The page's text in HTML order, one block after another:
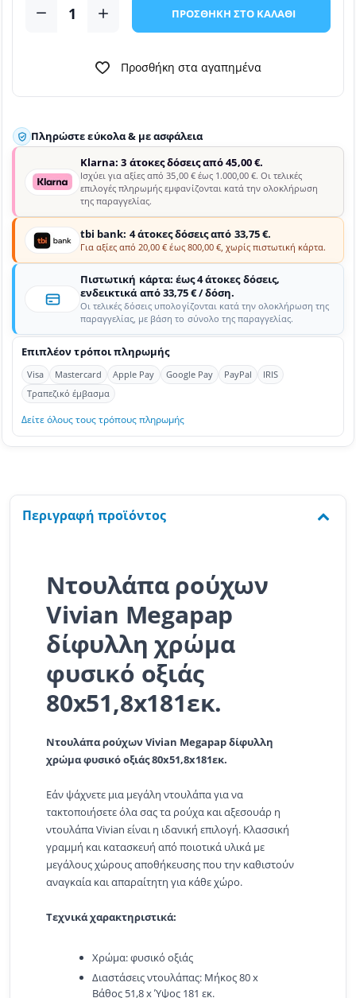
ΠΡΟΣΘΗΚΗ ΣΤΟ ΚΑΛΑΘΙ
Προσθήκη στα αγαπημένα
Πληρώστε εύκολα & με ασφάλεια
Klarna: 3 άτοκες δόσεις από 45,00 €.
Ισχύει για αξίες από 35,00 € έως 1.000,00 €. Οι τελικές
επιλογές πληρωμής εμφανίζονται κατά την ολοκλήρωση
της παραγγελίας.
tbi bank: 4 άτοκες δόσεις από 33,75 €.
Για αξίες από 20,00 € έως 800,00 €, χωρίς πιστωτική κάρτα.
Πιστωτική κάρτα: έως 4 άτοκες δόσεις,
ενδεικτικά από 33,75 € / δόση.
Οι τελικές δόσεις υπολογίζονται κατά την ολοκλήρωση της
παραγγελίας, με βάση το σύνολο της παραγγελίας.
Επιπλέον τρόποι πληρωμής
Visa Mastercard Apple Pay Google Pay PayPal
IRIS
Τραπεζικό έμβασμα
Δείτε όλους τους τρόπους πληρωμής
Περιγραφή προϊόντος
Ντουλάπα ρούχων
Vivian Megapap
δίφυλλη χρώμα
φυσικό οξιάς
80x51,8x181εκ.
Ντουλάπα ρούχων Vivian Megapap δίφυλλη
χρώμα φυσικό οξιάς 80x51,8x181εκ.
Εάν ψάχνετε μια μεγάλη ντουλάπα για να
τακτοποιήσετε όλα σας τα ρούχα και αξεσουάρ η
ντουλάπα Vivian είναι η ιδανική επιλογή. Κλασσική
γραμμή και κατασκευή από ποιοτικά υλικά με
μεγάλους χώρους αποθήκευσης που την καθιστούν
αναγκαία και απαραίτητη για κάθε χώρο.
Τεχνικά χαρακτηριστικά:
Χρώμα: φυσικό οξιάς
Διαστάσεις ντουλάπας: Μήκος 80 x
Βάθος 51,8 x Ύψος 181 εκ.